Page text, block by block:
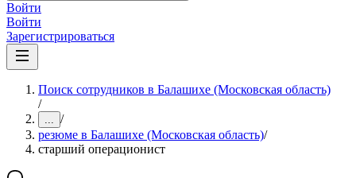
Войти
Войти
Зарегистрироваться
Поиск сотрудников в Балашихе (Московская область)
/
... /
резюме в Балашихе (Московская область)/
старший операционист